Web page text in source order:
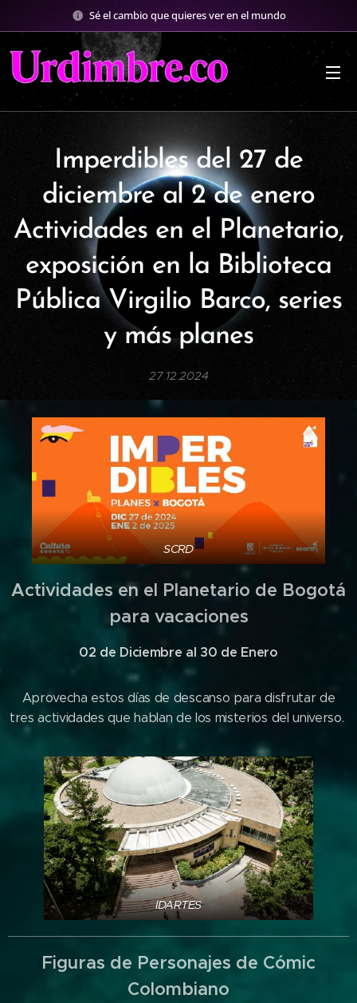
Sé el cambio que quieres ver en el mundo
Imperdibles del 27 de
diciembre al 2 de enero
Actividades en el Planetario,
exposición en la Biblioteca
Pública Virgilio Barco, series
y más planes
27.12.2024
SCRD
Actividades en el Planetario de Bogotá
para vacaciones
02 de Diciembre al 30 de Enero
Aprovecha estos días de descanso para disfrutar de
tres actividades que hablan de los misterios del universo.
IDARTES
Figuras de Personajes de Cómic
Colombiano